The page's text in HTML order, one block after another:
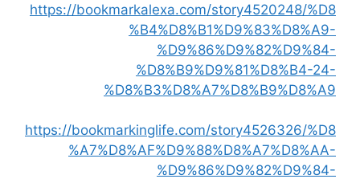
https://bookmarkalexa.com/story4520248/%D8
%B4%D8%B1%D9%83%D8%A9-
%D9%86%D9%82%D9%84-
%D8%B9%D9%81%D8%B4-24-
%D8%B3%D8%A7%D8%B9%D8%A9
https://bookmarkinglife.com/story4526326/%D8
%A7%D8%AF%D9%88%D8%A7%D8%AA-
%D9%86%D9%82%D9%84-